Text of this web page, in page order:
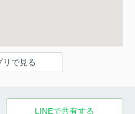
リで見る
LINEで共有する